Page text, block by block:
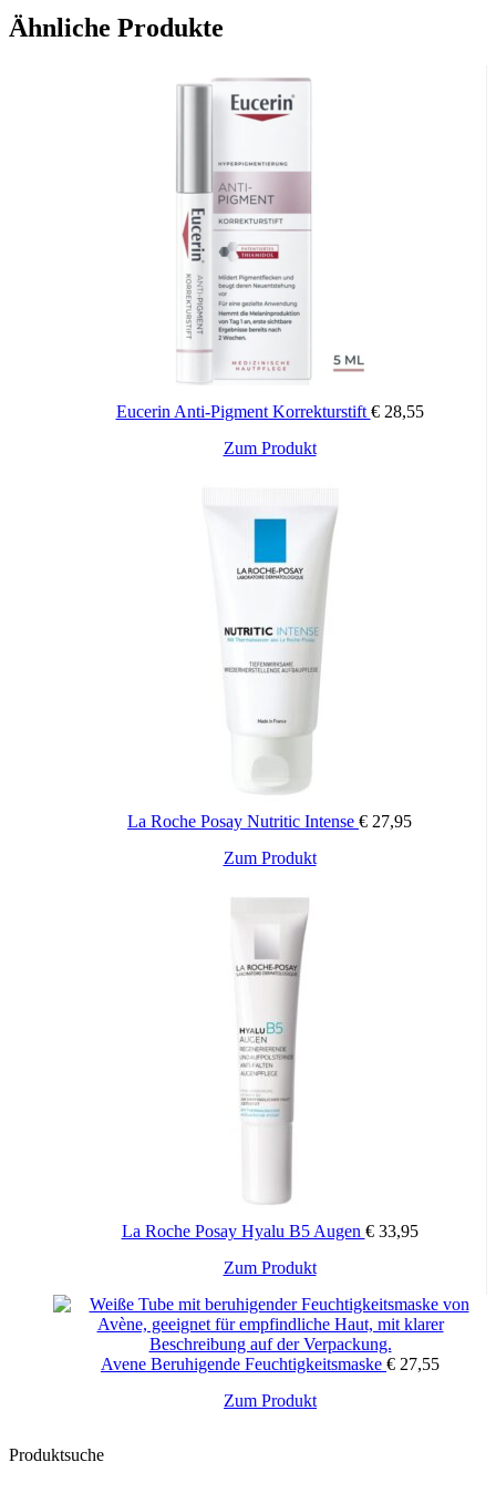
Ähnliche Produkte
Eucerin Anti-Pigment Korrekturstift €28,55
Zum Produkt
La Roche Posay Nutritic Intense € 27,95
Zum Produkt
La Roche Posay Hyalu B5 Augen €33,95
Zum Produkt
Avene Beruhigende Feuchtigkeitsmaske € 27,55
Zum Produkt
Produktsuche